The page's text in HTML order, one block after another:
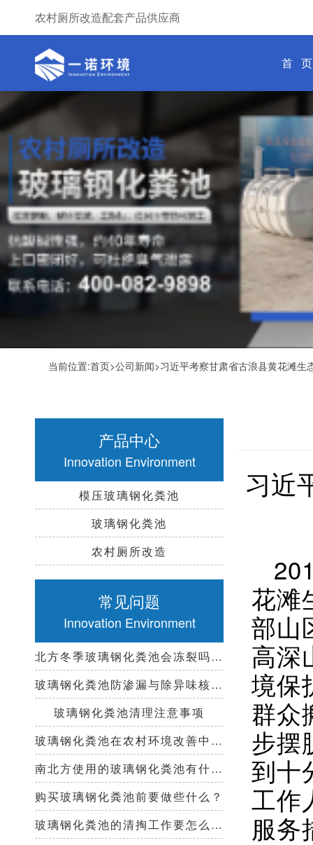
农村厕所改造配套产品供应商
首 页
当前位置:首页>公司新闻>习近平考察甘肃省古浪县黄花滩生
产品中心
Innovation Environment
模压玻璃钢化粪池
玻璃钢化粪池
农村厕所改造
常见问题
Innovation Environment
北方冬季玻璃钢化粪池会冻裂吗？需要保温措施吗？
玻璃钢化粪池防渗漏与除异味核心技术指南
玻璃钢化粪池清理注意事项
玻璃钢化粪池在农村环境改善中起到哪些作用？
南北方使用的玻璃钢化粪池有什么区别？
购买玻璃钢化粪池前要做些什么？
玻璃钢化粪池的清掏工作要怎么做？
习近
花滩
部山
高深
境保
群众
步摆
到十
工作
服务